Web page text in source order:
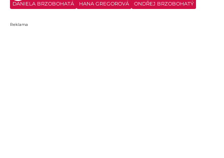
DANIELA BRZOBOHATÁ
HANA GREGOROVÁ ONDŘEJ BRZOBOHATÝ
Reklama